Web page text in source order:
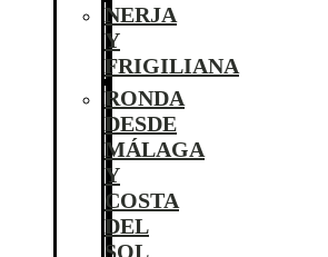
NERJA
Y
FRIGILIANA
RONDA
DESDE
MÁLAGA
Y
COSTA
DEL
SOL